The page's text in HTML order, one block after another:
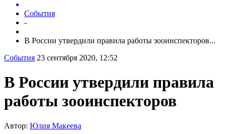
События
-
В России утвердили правила работы зооинспекторов...
События 23 сентября 2020, 12:52
В России утвердили правила
работы зооинспекторов
Автор: Юлия Макеева